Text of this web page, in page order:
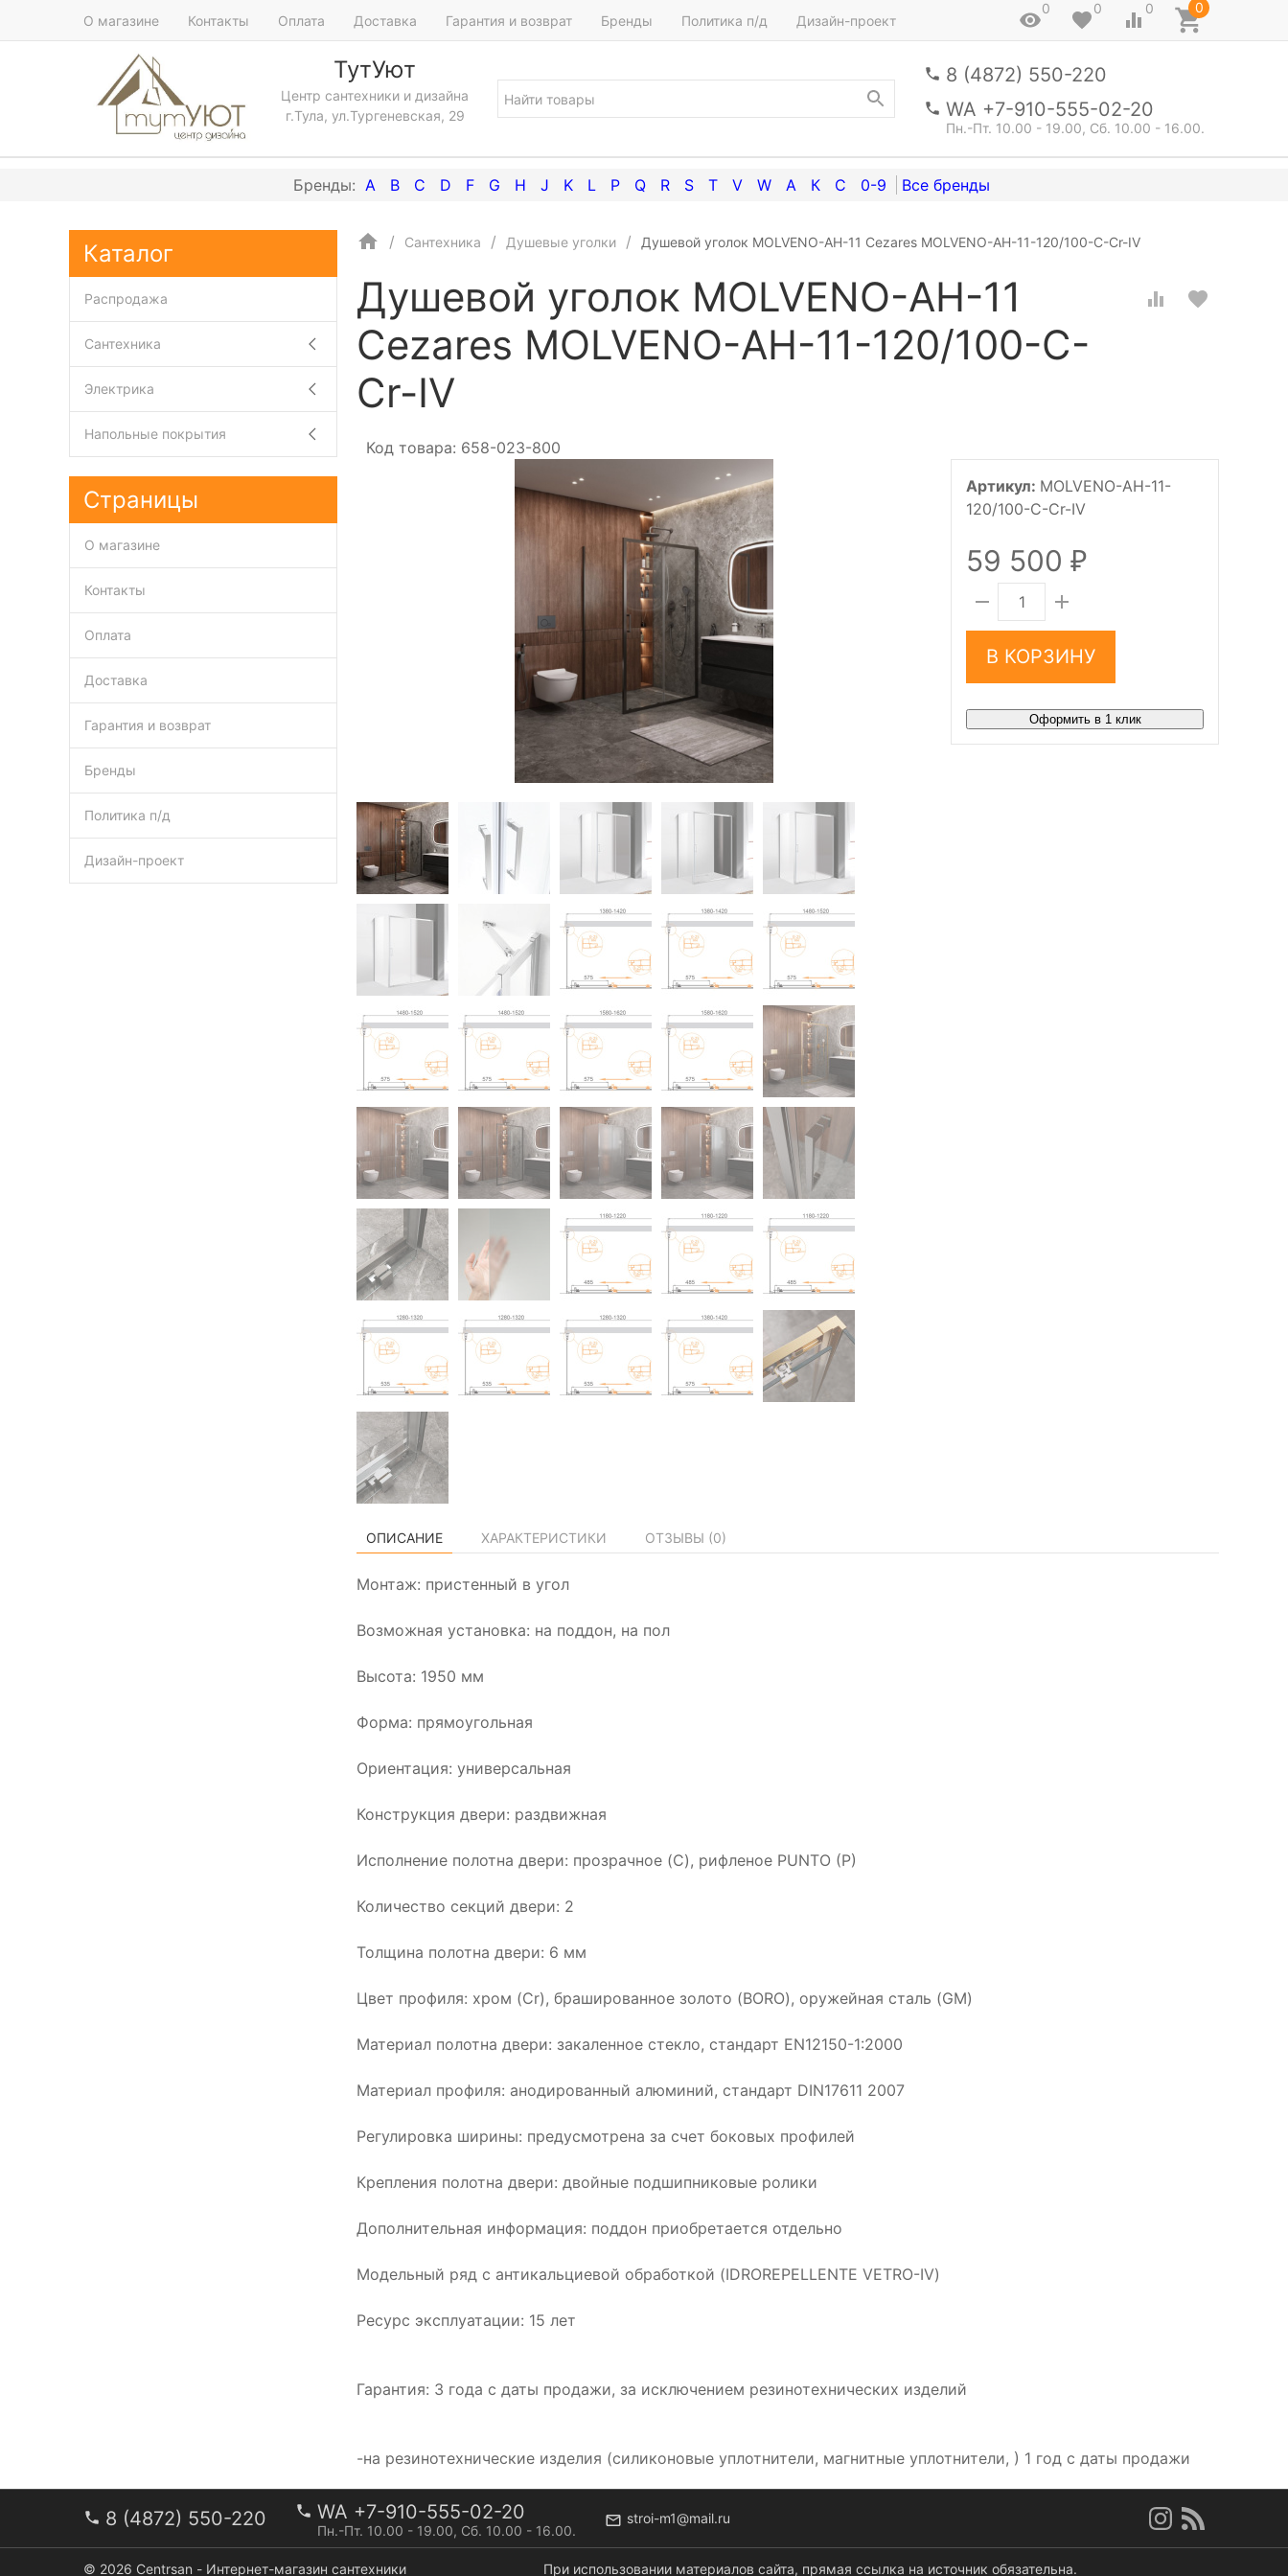
О магазине Контакты Оплата Доставка Гарантия и возврат Бренды Политика п/д Дизайн-проект
0 0 0 0
ТутУют
Центр сантехники и дизайна
г.Тула, ул.Тургеневская, 29
8 (4872) 550-220
WA +7-910-555-02-20
Пн.-Пт. 10.00 - 19.00, Сб. 10.00 - 16.00.
A B C D F G H J K L P Q R S T V W А К С 0-9
Сантехника Душевые уголки Душевой уголок MOLVENO-AH-11 Cezares MOLVENO-AH-11-120/100-C-Cr-IV
Душевой уголок MOLVENO-AH-11
Cezares MOLVENO-AH-11-120/100-C-
Cr-IV
Код товара: 658-023-800
Артикул: MOLVENO-AH-11-
120/100-C-Cr-IV
59 500 ₽
В КОРЗИНУ
Оформить в 1 клик
ОПИСАНИЕ ХАРАКТЕРИСТИКИ ОТЗЫВЫ (0)
Монтаж: пристенный в угол
Возможная установка: на поддон, на пол
Высота: 1950 мм
Форма: прямоугольная
Ориентация: универсальная
Конструкция двери: раздвижная
Исполнение полотна двери: прозрачное (C), рифленое PUNTO (P)
Количество секций двери: 2
Толщина полотна двери: 6 мм
Цвет профиля: хром (Cr), брашированное золото (BORO), оружейная сталь (GM)
Материал полотна двери: закаленное стекло, стандарт EN12150-1:2000
Материал профиля: анодированный алюминий, стандарт DIN17611 2007
Регулировка ширины: предусмотрена за счет боковых профилей
Крепления полотна двери: двойные подшипниковые ролики
Дополнительная информация: поддон приобретается отдельно
Модельный ряд с антикальциевой обработкой (IDROREPELLENTE VETRO-IV)
Ресурс эксплуатации: 15 лет
Гарантия: 3 года с даты продажи, за исключением резинотехнических изделий
-на резинотехнические изделия (силиконовые уплотнители, магнитные уплотнители, ) 1 год с даты продажи
Каталог
Распродажа
Сантехника
Электрика
Напольные покрытия
Страницы
О магазине
Контакты
Оплата
Доставка
Гарантия и возврат
Бренды
Политика п/д
Дизайн-проект
8 (4872) 550-220 WA +7-910-555-02-20
Пн.-Пт. 10.00 - 19.00, Сб. 10.00 - 16.00.
stroi-m1@mail.ru
© 2026 Centrsan - Интернет-магазин сантехники При использовании материалов сайта, прямая ссылка на источник обязательна.